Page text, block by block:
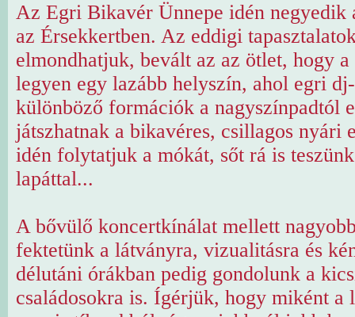
Az Egri Bikavér Ünnepe idén negyedik
az Érsekkertben. Az eddigi
elmondhatjuk, bevált az az ötlet, hogy
legyen egy lazább helyszín, ahol egri
különböző formációk a nagyszínpadtól
játszhatnak a bikavéres, csillagos nyári
idén folytatjuk a mókát, sőt rá is
lapáttal...
A bővülő koncertkínálat mellett
fektetünk a látványra, vizualitásra és
délutáni órákban pedig gondolunk a
családosokra is. Ígérjük, hogy miként a